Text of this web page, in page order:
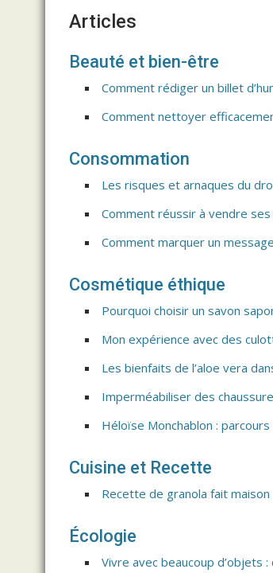
Articles
Beauté et bien-être
Comment rédiger un billet
Comment nettoyer
Consommation
Les risques et arnaques du
Comment réussir à vendre
Comment marquer un
Cosmétique éthique
Pourquoi choisir un savon
Mon expérience avec des
Les bienfaits de l’aloe vera
Imperméabiliser des
Héloïse Monchablon :
Cuisine et Recette
Recette de granola fait
Écologie
Vivre avec beaucoup d’objets